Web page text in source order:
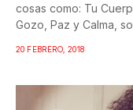
cosas como: Tu
Gozo, Paz y Calma,
20 FEBRERO, 2018